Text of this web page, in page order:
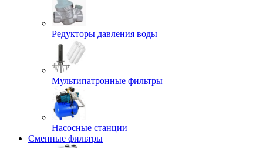
Редукторы давления воды
Мультипатронные фильтры
Насосные станции
Сменные фильтры